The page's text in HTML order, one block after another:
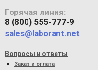
Горячая линия:
8 (800) 555-777-9
sales@laborant.net
Вопросы и ответы
Заказ и оплата